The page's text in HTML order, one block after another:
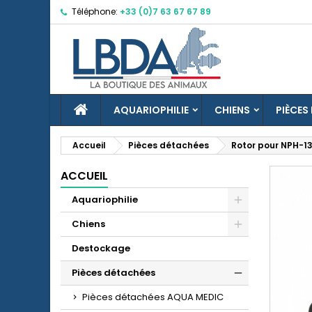
Téléphone: +33 (0)7 63 67 67 89
ACCUEILAQUARIOPHILIE CHIENS
Accueil Pièces détachées Rotor pour NPH-
ACCUEIL
Aquariophilie
Chiens
Destockage
Pièces détachées
Pièces détachées AQUA MEDIC